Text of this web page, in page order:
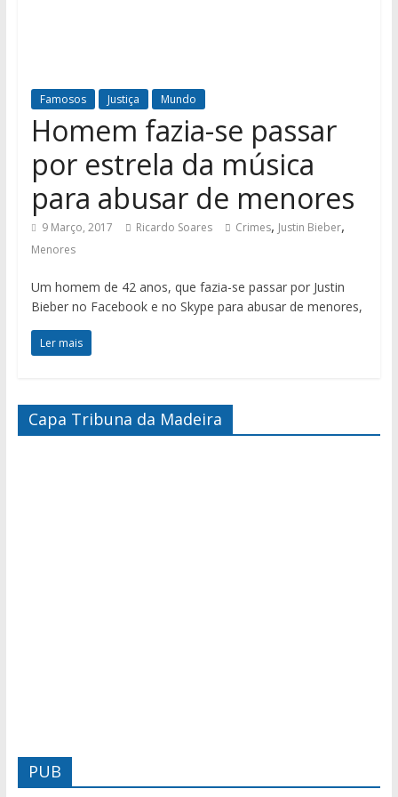
Famosos Justiça Mundo
Homem fazia-se passar
por estrela da música
para abusar de menores
9 Março, 2017 Ricardo Soares Crimes, Justin Bieber,
Menores
Um homem de 42 anos, que fazia-se passar por Justin
Bieber no Facebook e no Skype para abusar de menores,
Ler mais
Capa Tribuna da Madeira
PUB